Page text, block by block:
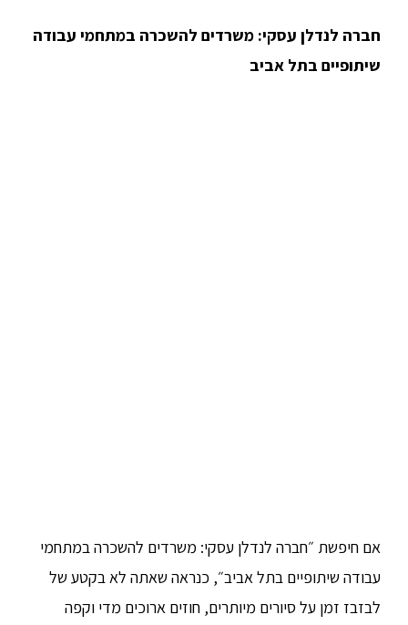
חברה לנדלן עסקי: משרדים להשכרה במתחמי עבודה
שיתופיים בתל אביב
אם חיפשת ״חברה לנדלן עסקי: משרדים להשכרה במתחמי
עבודה שיתופיים בתל אביב״, כנראה שאתה לא בקטע של
לבזבז זמן על סיורים מיותרים, חוזים ארוכים מדי וקפה